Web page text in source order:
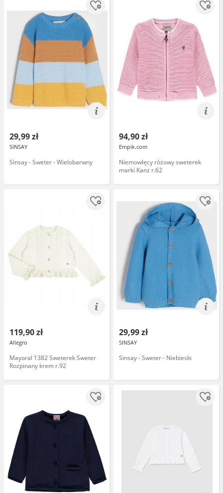
29,99 zł
SINSAY
Sinsay - Sweter - Wielobarwny
94,90 zł
Empik.com
Niemowlęcy różowy sweterek
marki Kanz r.62
119,90 zł
Allegro
Mayoral 1382 Sweterek Sweter
Rozpinany krem r.92
29,99 zł
SINSAY
Sinsay - Sweter - Niebieski